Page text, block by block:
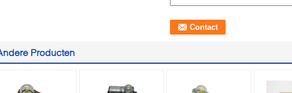
Producten